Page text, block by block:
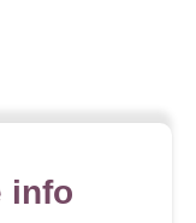
info